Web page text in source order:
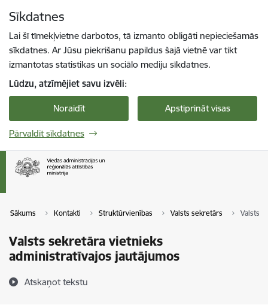
Sīkdatnes
Lai šī tīmekļvietne darbotos, tā izmanto obligāti nepieciešamās
sīkdatnes. Ar Jūsu piekrišanu papildus šajā vietnē var tikt
izmantotas statistikas un sociālo mediju sīkdatnes.
Lūdzu, atzīmējiet savu izvēli:
Noraidīt Apstiprināt visas
Pārvaldīt sīkdatnes
Sākums Kontakti Struktūrvienības Valsts sekretārs Valsts
Valsts sekretāra vietnieks
administratīvajos jautājumos
Atskaņot tekstu